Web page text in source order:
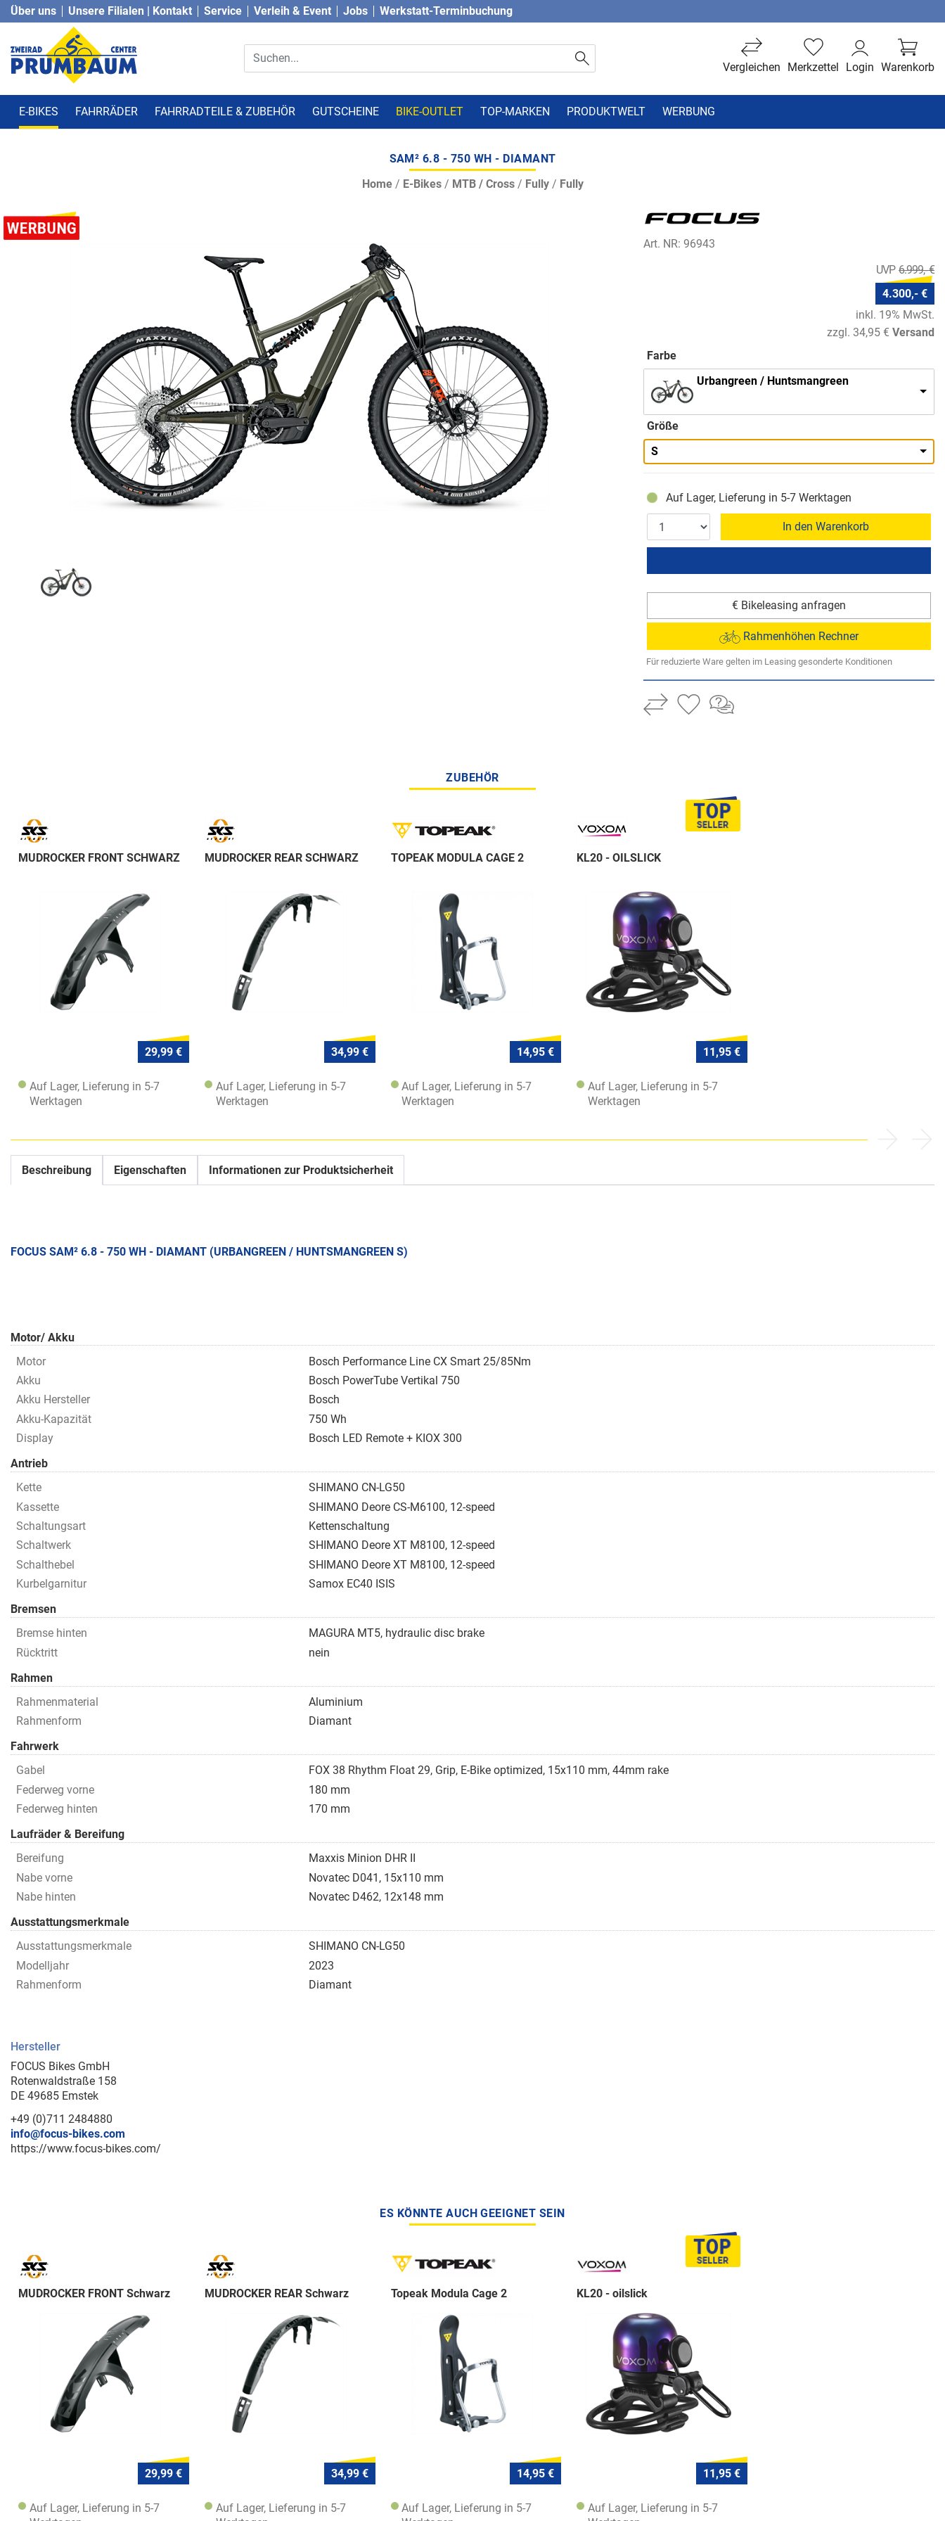
Über uns Unsere Filialen | Kontakt Service Verleih & Event Jobs Werkstatt-Terminbuchung
Warenkorb
Login
Merkzettel
Vergleichen
E-BIKES FAHRRÄDER FAHRRADTEILE & ZUBEHÖR GUTSCHEINE BIKE-OUTLET TOP-MARKEN PRODUKTWELT WERBUNG
SAM² 6.8 - 750 WH - DIAMANT
Home/ E-Bikes/ MTB / Cross/ Fully/ Fully
Art. NR: 96943
6.999,- €
4.300,- €
inkl. 19% MwSt.
zzgl. 34,95 € Versand
Farbe
Urbangreen / Huntsmangreen
Größe
S
Auf Lager, Lieferung in 5-7 Werktagen
In den Warenkorb
€ Bikeleasing anfragen
Rahmenhöhen Rechner
Für reduzierte Ware gelten im Leasing gesonderte Konditionen
ZUBEHÖR
MUDROCKER FRONT SCHWARZ
29,99 €
Auf Lager, Lieferung in 5-7
Werktagen
MUDROCKER REAR SCHWARZ
34,99 €
Auf Lager, Lieferung in 5-7
Werktagen
TOPEAK MODULA CAGE 2
14,95 €
Auf Lager, Lieferung in 5-7
Werktagen
KL20 - OILSLICK
11,95 €
Auf Lager, Lieferung in 5-7
Werktagen
Beschreibung Eigenschaften Informationen zur Produktsicherheit
FOCUS SAM² 6.8 - 750 WH - DIAMANT (URBANGREEN / HUNTSMANGREEN S)
Motor/ Akku
Motor
Bosch Performance Line CX Smart 25/85Nm
Akku
Bosch PowerTube Vertikal 750
Akku Hersteller
Bosch
Akku-Kapazität
750 Wh
Display
Bosch LED Remote + KIOX 300
Antrieb
Kette
SHIMANO CN-LG50
Kassette
SHIMANO Deore CS-M6100, 12-speed
Schaltungsart
Kettenschaltung
Schaltwerk
SHIMANO Deore XT M8100, 12-speed
Schalthebel
SHIMANO Deore XT M8100, 12-speed
Kurbelgarnitur
Samox EC40 ISIS
Bremsen
Bremse hinten
MAGURA MT5, hydraulic disc brake
Rücktritt
nein
Rahmen
Rahmenmaterial
Aluminium
Rahmenform
Diamant
Fahrwerk
Gabel
FOX 38 Rhythm Float 29, Grip, E-Bike optimized, 15x110 mm, 44mm rake
Federweg vorne
180 mm
Federweg hinten
170 mm
Laufräder & Bereifung
Bereifung
Maxxis Minion DHR II
Nabe vorne
Novatec D041, 15x110 mm
Nabe hinten
Novatec D462, 12x148 mm
Ausstattungsmerkmale
Ausstattungsmerkmale
SHIMANO CN-LG50
Modelljahr
2023
Rahmenform
Diamant
Hersteller
FOCUS Bikes GmbH
Rotenwaldstraße 158
DE 49685 Emstek
+49 (0)711 2484880
info@focus-bikes.com
https://www.focus-bikes.com/
ES KÖNNTE AUCH GEEIGNET SEIN
MUDROCKER FRONT Schwarz
29,99 €
Auf Lager, Lieferung in 5-7
MUDROCKER REAR Schwarz
34,99 €
Auf Lager, Lieferung in 5-7
Topeak Modula Cage 2
14,95 €
Auf Lager, Lieferung in 5-7
KL20 - oilslick
11,95 €
Auf Lager, Lieferung in 5-7